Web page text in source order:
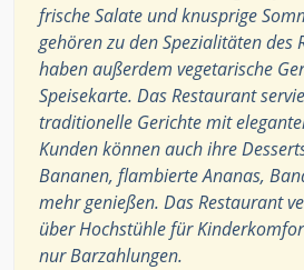
frische Salate und knusprige
gehören zu den Spezialitäten des
haben außerdem vegetarische
Speisekarte. Das Restaurant
traditionelle Gerichte mit
Kunden können auch ihre
Bananen, flambierte Ananas,
mehr genießen. Das Restaurant
über Hochstühle für
nur Barzahlungen.